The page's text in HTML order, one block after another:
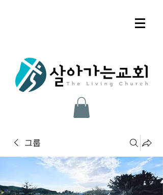
그룹